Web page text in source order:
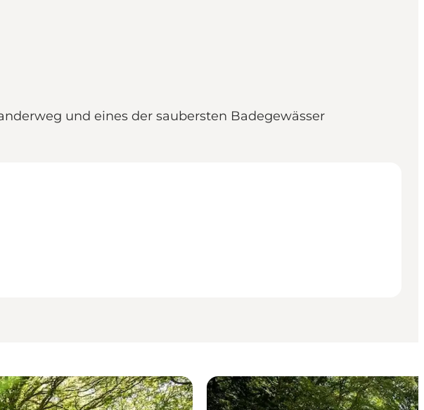
und eines der saubersten Badegewässer